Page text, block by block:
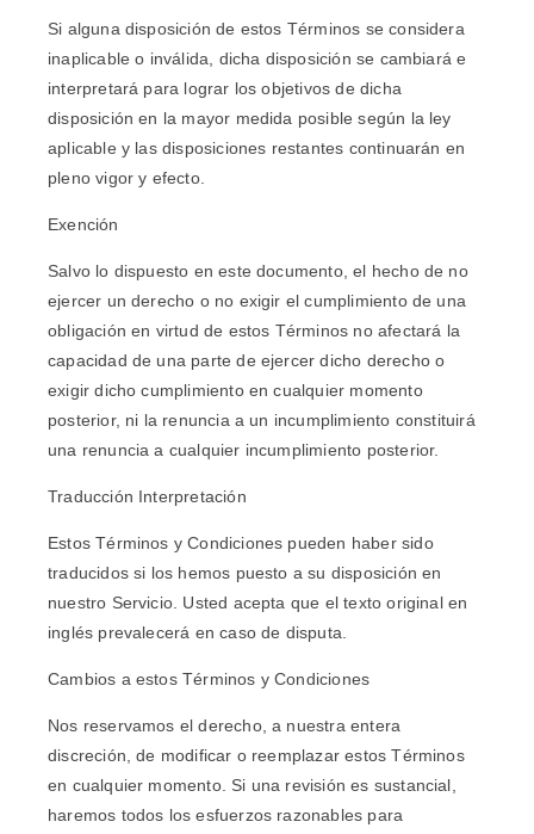
Si alguna disposición de estos Términos se considera
inaplicable o inválida, dicha disposición se cambiará e
interpretará para lograr los objetivos de dicha
disposición en la mayor medida posible según la ley
aplicable y las disposiciones restantes continuarán en
pleno vigor y efecto.
Exención
Salvo lo dispuesto en este documento, el hecho de no
ejercer un derecho o no exigir el cumplimiento de una
obligación en virtud de estos Términos no afectará la
capacidad de una parte de ejercer dicho derecho o
exigir dicho cumplimiento en cualquier momento
posterior, ni la renuncia a un incumplimiento constituirá
una renuncia a cualquier incumplimiento posterior.
Traducción Interpretación
Estos Términos y Condiciones pueden haber sido
traducidos si los hemos puesto a su disposición en
nuestro Servicio. Usted acepta que el texto original en
inglés prevalecerá en caso de disputa.
Cambios a estos Términos y Condiciones
Nos reservamos el derecho, a nuestra entera
discreción, de modificar o reemplazar estos Términos
en cualquier momento. Si una revisión es sustancial,
haremos todos los esfuerzos razonables para